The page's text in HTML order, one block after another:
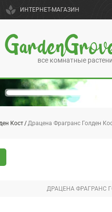
spa ИНТЕРНЕТ-МАГАЗИН
все комнатные
Кост Драцена Фрагранс Голден
ДРАЦЕНА ФРАГРАНС